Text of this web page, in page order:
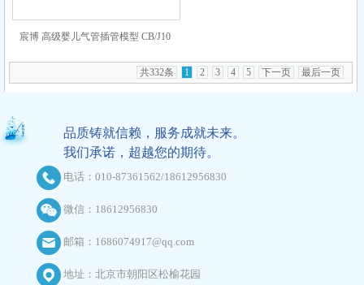
宸博 高级婴儿气管插管模型 CB/J10
共332条 1 2 3 4 5 下一页 最后一页
品质铸就信赖，服务成就未来。
我们承诺，超越您的期待。
电话：010-87361562/18612956830
微信：18612956830
邮箱：1686074917@qq.com
地址：北京市朝阳区松榆花园